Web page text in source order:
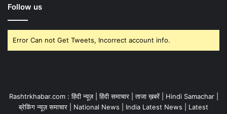
Follow us
Error Can not Get Tweets, Incorrect account info.
Rashtrkhabar.com : हिंदी न्यूज़ | हिंदी समाचार | ताजा ख़बरें | Hindi Samachar |
ब्रेकिंग न्यूज़ समाचार | National News | India Latest News | Latest